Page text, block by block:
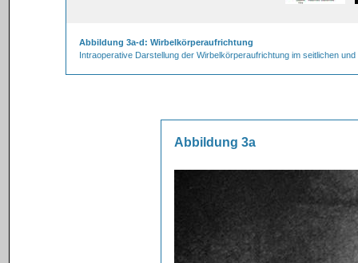
Abbildung 3a-d: Wirbelkörperaufrichtung
Intraoperative Darstellung der Wirbelkörperaufrichtung im seitlichen
Abbildung 3a